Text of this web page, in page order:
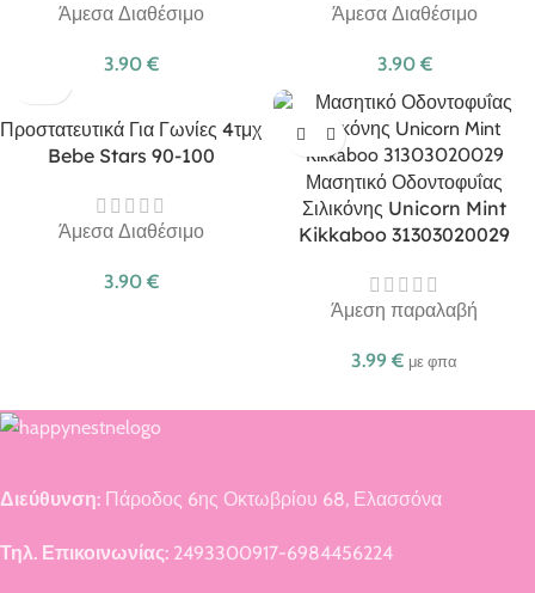
Άμεσα Διαθέσιμο
3.90 €
Άμεσα Διαθέσιμο
3.90 €
Προστατευτικά Για Γωνίες 4τμχ
Bebe Stars 90-100
Άμεσα Διαθέσιμο
3.90 €
Μασητικό Οδοντοφυΐας
Σιλικόνης Unicorn Mint
Kikkaboo 31303020029
Άμεση παραλαβή
3.99 € με φπα
Διεύθυνση: Πάροδος 6ης Οκτωβρίου 68, Ελασσόνα
Τηλ. Επικοινωνίας: 2493300917-6984456224